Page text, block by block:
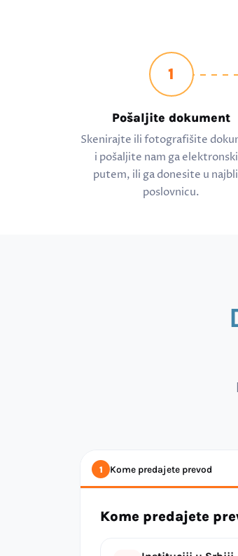
1
Pošaljite dokument
Skenirajte ili fotografišite
i pošaljite nam ga
putem, ili ga donesite u
poslovnicu.
1 Kome predajete prevod
Kome predajete